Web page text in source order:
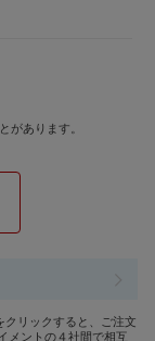
があります。
リックすると、ご注文
メントの４社間で相互